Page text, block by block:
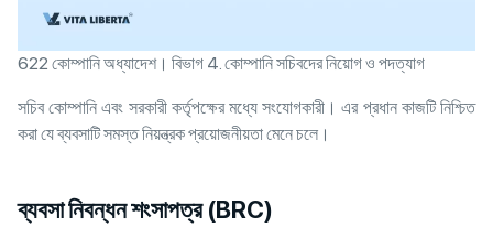
622 কোম্পানি অধ্যাদেশ। বিভাগ 4. কোম্পানি সচিবদের নিয়োগ ও পদত্যাগ
সচিব কোম্পানি এবং সরকারী কর্তৃপক্ষের মধ্যে সংযোগকারী। এর প্রধান কাজটি নিশ্চিত
করা যে ব্যবসাটি সমস্ত নিয়ন্ত্রক প্রয়োজনীয়তা মেনে চলে।
ব্যবসা নিবন্ধন শংসাপত্র (BRC)